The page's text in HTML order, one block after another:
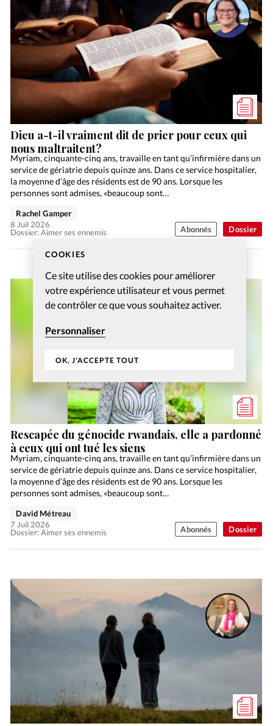
COOKIES
Ce site utilise des cookies pour améliorer
votre expérience utilisateur et vous permet
de contrôler ce que vous souhaitez activer.
Personnaliser
OK, J'ACCEPTE TOUT
Dossier
Dieu a-t-il vraiment dit de prier pour ceux qui
nous maltraitent?
Myriam, cinquante-cinq ans, travaille en tant qu’infirmière dans un
service de gériatrie depuis quinze ans. Dans ce service hospitalier,
la moyenne d’âge des résidents est de 90 ans. Lorsque les
personnes sont admises, «beaucoup sont…
Dossier: Aimer ses ennemis
Rachel Gamper
8 Juil 2026
Abonnés
Dossier
Rescapée du génocide rwandais, elle a pardonné
à ceux qui ont tué les siens
Myriam, cinquante-cinq ans, travaille en tant qu’infirmière dans un
service de gériatrie depuis quinze ans. Dans ce service hospitalier,
la moyenne d’âge des résidents est de 90 ans. Lorsque les
personnes sont admises, «beaucoup sont…
Dossier: Aimer ses ennemis
David Métreau
7 Juil 2026
Abonnés